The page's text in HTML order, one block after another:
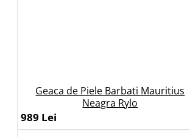
Geaca de Piele Barbati Mauritius
Neagra Rylo
989 Lei